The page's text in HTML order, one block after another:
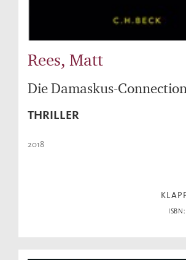
Rees, Matt
Die Damaskus-Connection
THRILLER
2018